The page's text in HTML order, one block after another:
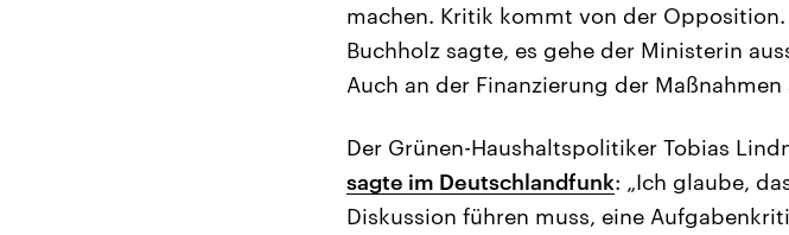
machen. Kritik kommt von der
Buchholz sagte, es gehe der Ministerin
Auch an der Finanzierung der
Der Grünen-Haushaltspolitiker Tobias
sagte im Deutschlandfunk: „Ich glaube,
Diskussion führen muss, eine